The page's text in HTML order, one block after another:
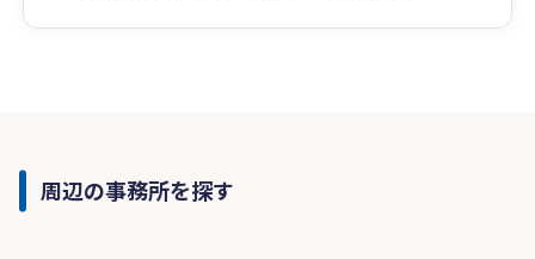
周辺の事務所を探す